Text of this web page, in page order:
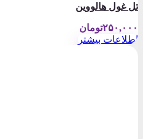
تل غول هالووین
۲۵۰,۰۰۰تومان
اطلاعات بیشتر